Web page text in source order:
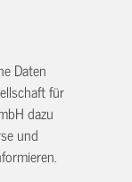
Daten
für
dazu
und